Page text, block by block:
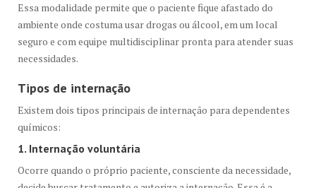
Essa modalidade permite que o paciente fique afastado do
ambiente onde costuma usar drogas ou álcool, em um local
seguro e com equipe multidisciplinar pronta para atender suas
necessidades.
Tipos de internação
Existem dois tipos principais de internação para dependentes
químicos:
1. Internação voluntária
Ocorre quando o próprio paciente, consciente da necessidade,